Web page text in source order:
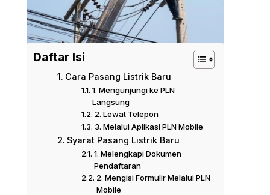
Daftar Isi
Cara Pasang Listrik Baru
1. Mengunjungi ke PLN
Langsung
2. Lewat Telepon
3. Melalui Aplikasi PLN Mobile
Syarat Pasang Listrik Baru
1. Melengkapi Dokumen
Pendaftaran
2. Mengisi Formulir Melalui PLN
Mobile